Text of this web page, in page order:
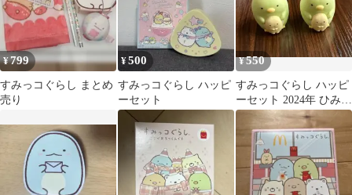
¥799
すみっコぐらし まとめ
売り
¥500
すみっコぐらし ハッピ
ーセット
¥550
すみっコぐらし ハッピ
ーセット 2024年 ひみつ
のおもちゃ（シークレ
ット）